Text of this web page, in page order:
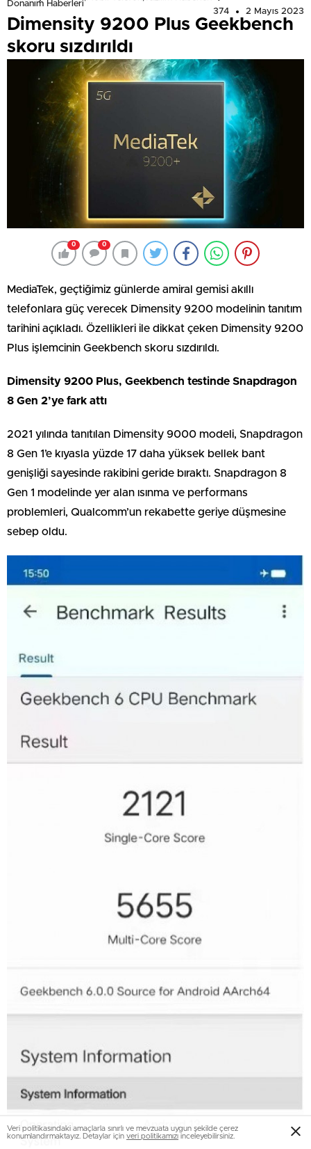
Donanım Haberleri
374
2 Mayıs 2023
Dimensity 9200 Plus Geekbench
skoru sızdırıldı
0 0
MediaTek, geçtiğimiz günlerde amiral gemisi akıllı
telefonlara güç verecek Dimensity 9200 modelinin tanıtım
tarihini açıkladı. Özellikleri ile dikkat çeken Dimensity 9200
Plus işlemcinin Geekbench skoru sızdırıldı.
Dimensity 9200 Plus, Geekbench testinde Snapdragon
8 Gen 2’ye fark attı
2021 yılında tanıtılan Dimensity 9000 modeli, Snapdragon
8 Gen 1’e kıyasla yüzde 17 daha yüksek bellek bant
genişliği sayesinde rakibini geride bıraktı. Snapdragon 8
Gen 1 modelinde yer alan ısınma ve performans
problemleri, Qualcomm’un rekabette geriye düşmesine
sebep oldu.
Veri politikasındaki amaçlarla sınırlı ve mevzuata uygun şekilde çerez
konumlandırmaktayız. Detaylar için veri politikamızı inceleyebilirsiniz.